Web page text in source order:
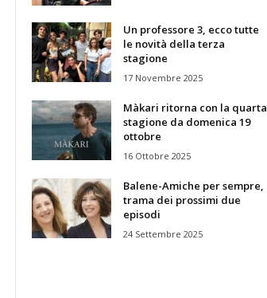
Un professore 3, ecco tutte
le novità della terza
stagione
17 Novembre 2025
Màkari ritorna con la quarta
stagione da domenica 19
ottobre
16 Ottobre 2025
Balene-Amiche per sempre,
trama dei prossimi due
episodi
24 Settembre 2025